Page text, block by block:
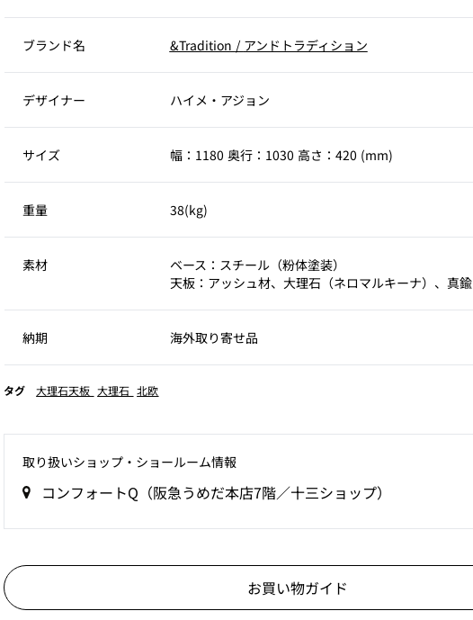
ブランド名 &Tradition / アンドトラディション
デザイナー ハイメ・アジョン
サイズ 幅：1180 奥行：1030 高さ：420 (mm)
重量 38(kg)
素材
ベース：スチール（粉体塗装）
天板：アッシュ材、大理石（ネロマルキーナ）、真鍮
納期 海外取り寄せ品
タグ 大理石天板 大理石 北欧
取り扱いショップ‧ショールーム情報
コンフォートQ（阪急うめだ本店7階／十三ショップ）
お買い物ガイド